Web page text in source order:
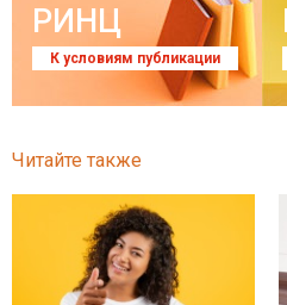
РИНЦ
К условиям публикации
Читайте также